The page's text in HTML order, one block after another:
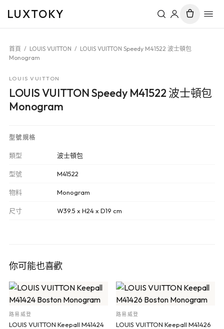
LUXTOKY
首頁 / LOUIS VUITTON / LOUIS VUITTON Speedy M41522 波士頓包
Monogram
LOUIS VUITTON
LOUIS VUITTON Speedy M41522 波士頓包
Monogram
型號規格
類型 波士頓包
型號 M41522
物料 Monogram
尺寸 W39.5 x H24 x D19 cm
你可能也喜歡
路易威登
LOUIS VUITTON Keepall M41424
路易威登
LOUIS VUITTON Keepall M41426